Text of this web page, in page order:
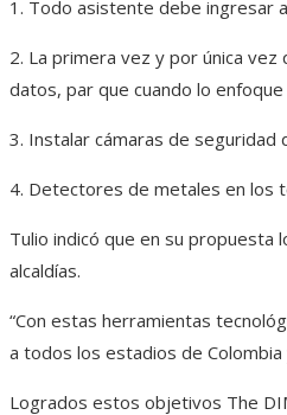
1. Todo asistente debe ingresar
2. La primera vez y por única
datos, par que cuando lo
3. Instalar cámaras de seguridad
4. Detectores de metales en los
Tulio indicó que en su propuesta
alcaldías.
“Con estas herramientas
a todos los estadios de
Logrados estos objetivos The